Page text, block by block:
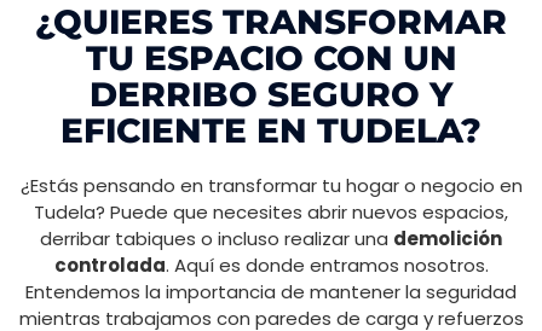
¿QUIERES TRANSFORMAR
TU ESPACIO CON UN
DERRIBO SEGURO Y
EFICIENTE EN TUDELA?
¿Estás pensando en transformar tu hogar o negocio en
Tudela? Puede que necesites abrir nuevos espacios,
derribar tabiques o incluso realizar una demolición
controlada. Aquí es donde entramos nosotros.
Entendemos la importancia de mantener la seguridad
mientras trabajamos con paredes de carga y refuerzos